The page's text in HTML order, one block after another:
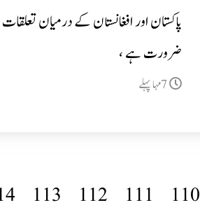
پاکستان اور افغانستان کے درمیان
ضرورت ہے ،
110
111
112
113